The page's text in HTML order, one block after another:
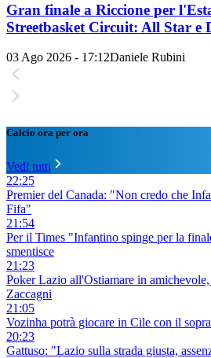
Gran finale a Riccione per
Streetbasket Circuit: All Star e
03 Ago 2026 - 17:12Daniele Rubini
Calcio ora per ora
Vedi tutti
22:25
Premier del Canada: "Non credo che
Fifa"
21:54
Per il Times "Infantino spinge per la
smentisce
21:23
Poker Lazio all'Ostiamare in
Zaccagni
21:05
Vozinha potrà giocare in Cile con il
20:23
Gattuso: "Lazio sulla strada giusta,